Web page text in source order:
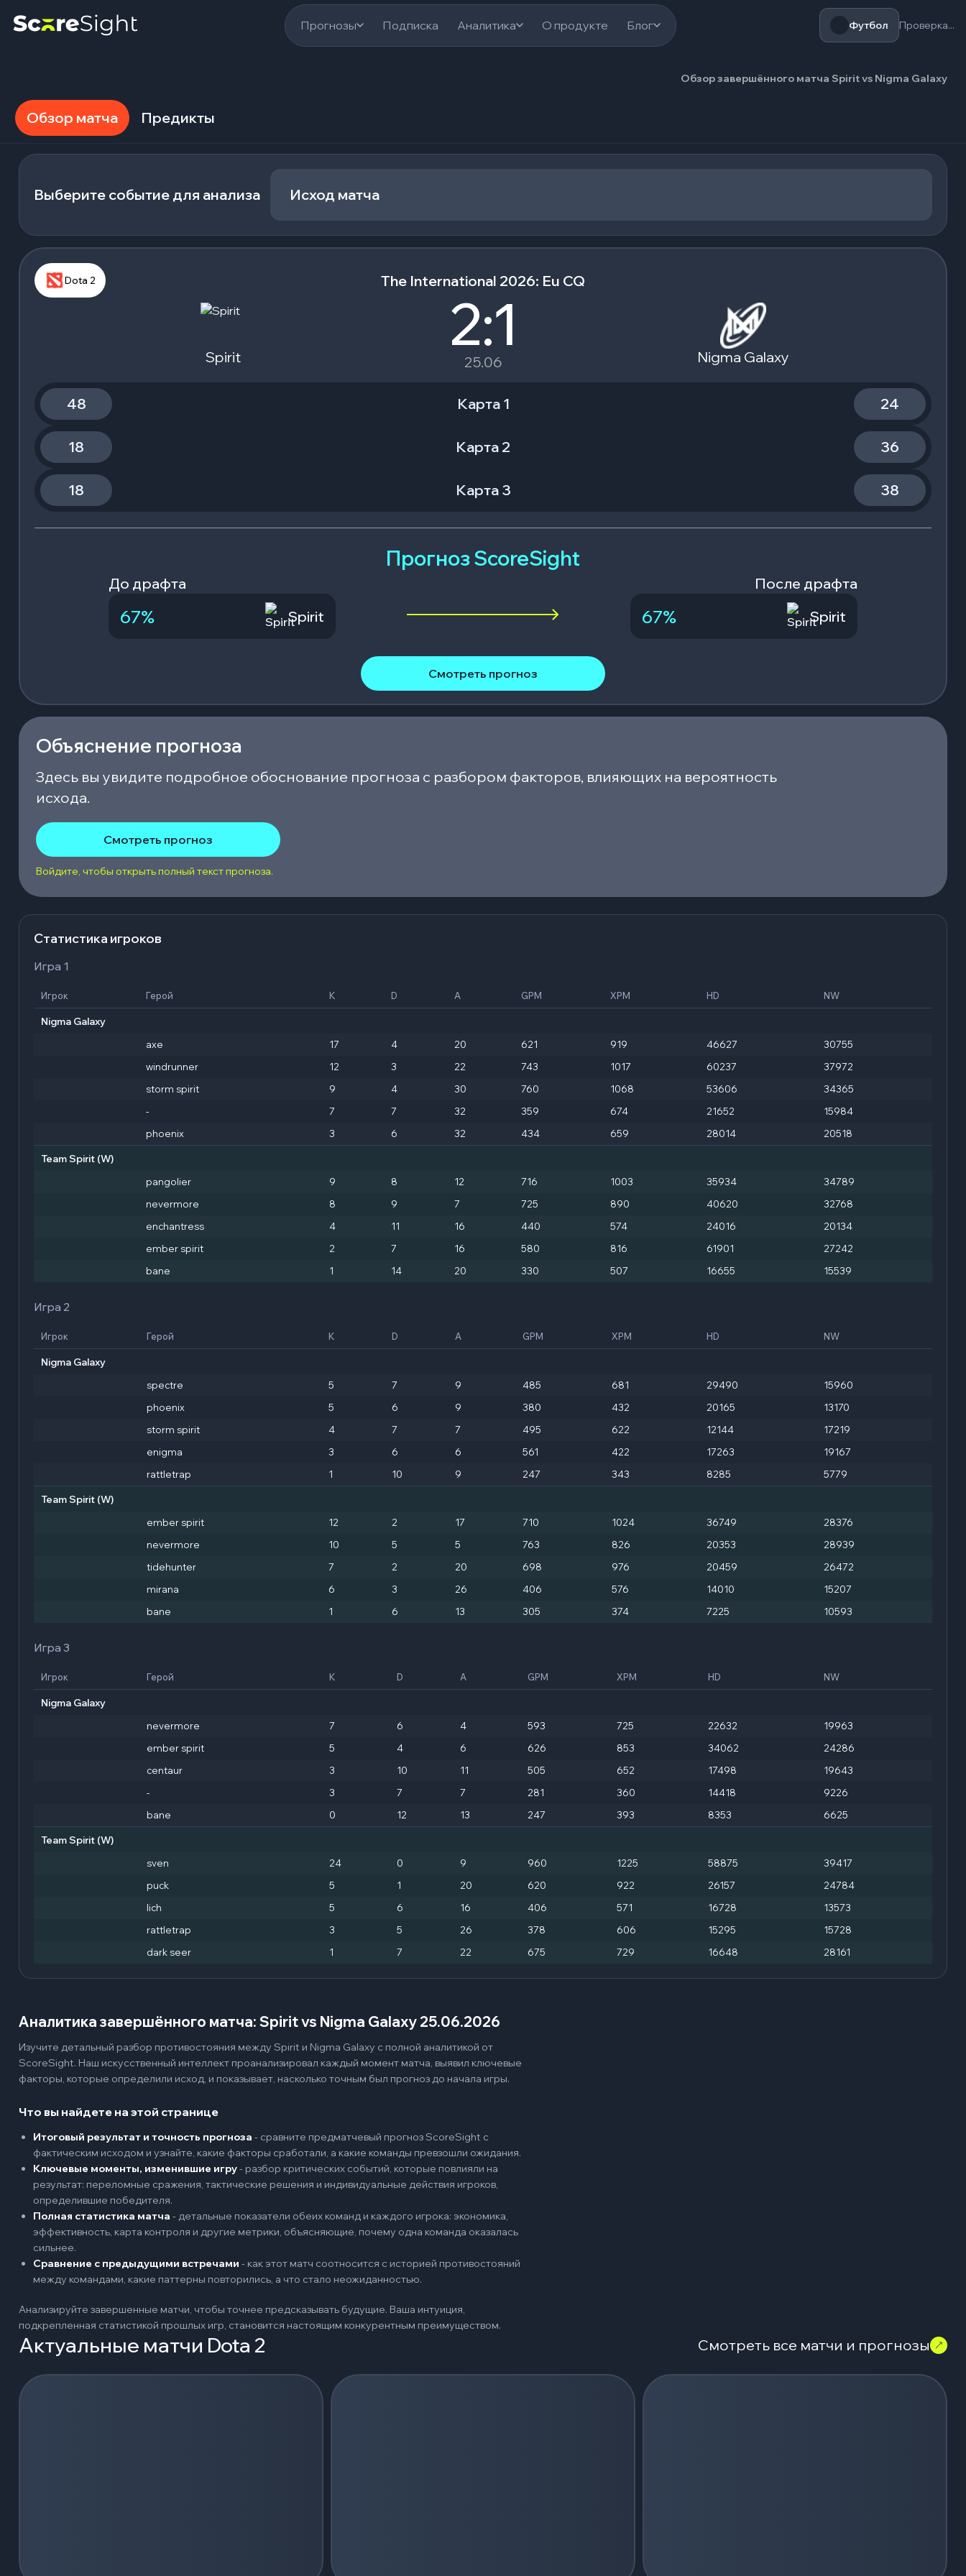
Прогнозы Подписка Аналитика О продукте Блог Футбол Проверка...
Обзор завершённого матча Spirit vs Nigma Galaxy
Обзор матча Предикты
Выберите событие для анализа Исход матча
Dota 2 The International 2026: Eu CQ
Spirit 2:1
25.06 Nigma Galaxy
48 Карта 1 24
18 Карта 2 36
18 Карта 3 38
Прогноз ScoreSight
До драфта После драфта
67% Spirit 67% Spirit
Смотреть прогноз
Объяснение прогноза
Здесь вы увидите подробное обоснование прогноза с разбором факторов, влияющих на вероятность
исхода.
Смотреть прогноз
Войдите, чтобы открыть полный текст прогноза.
Статистика игроков
Игра 1
Игрок Герой K D A GPM XPM HD NW
Nigma Galaxy
axe 17 4 20 621 919 46627
30755
windrunner
12 3 22 743 1017 60237
37972
storm spirit
9 4 30 760 1068 53606
34365
-
7 7 32 359 674 21652
15984
phoenix
3 6 32 434 659 28014 20518
Team Spirit (W)
pangolier 9 8 12 716 1003 35934
34789
nevermore
8 9 7 725 890 40620
32768
enchantress
4 11 16 440 574 24016
20134
ember spirit
2 7 16 580 816 61901
27242
bane
1 14 20 330 507 16655 15539
Игра 2
Игрок Герой K D A GPM XPM HD NW
Nigma Galaxy
spectre 5 7 9 485 681 29490
15960
phoenix
5 6 9 380 432 20165
13170
storm spirit
4 7 7 495 622 12144
17219
enigma
3 6 6 561 422 17263
19167
rattletrap
1 10 9 247 343 8285 5779
Team Spirit (W)
ember spirit 12 2 17 710 1024 36749
28376
nevermore
10 5 5 763 826 20353
28939
tidehunter
7 2 20 698 976 20459
26472
mirana
6 3 26 406 576 14010
15207
bane
1 6 13 305 374 7225 10593
Игра 3
Игрок Герой K D A GPM XPM HD NW
Nigma Galaxy
nevermore 7 6 4 593 725 22632
19963
ember spirit
5 4 6 626 853 34062
24286
centaur
3 10 11 505 652 17498
19643
-
3 7 7 281 360 14418
9226
bane
0 12 13 247 393 8353 6625
Team Spirit (W)
sven 24 0 9 960 1225 58875
39417
puck
5 1 20 620 922 26157
24784
lich
5 6 16 406 571 16728
13573
rattletrap
3 5 26 378 606 15295
15728
dark seer
1 7 22 675 729 16648 28161
Аналитика завершённого матча: Spirit vs Nigma Galaxy 25.06.2026
Изучите детальный разбор противостояния между Spirit и Nigma Galaxy с полной аналитикой от
ScoreSight. Наш искусственный интеллект проанализировал каждый момент матча, выявил ключевые
факторы, которые определили исход, и показывает, насколько точным был прогноз до начала игры.
Что вы найдете на этой странице
Итоговый результат и точность прогноза - сравните предматчевый прогноз ScoreSight с
фактическим исходом и узнайте, какие факторы сработали, а какие команды превзошли ожидания.
Ключевые моменты, изменившие игру- разбор критических событий, которые повлияли на
результат: переломные сражения, тактические решения и индивидуальные действия игроков,
определившие победителя.
Полная статистика матча - детальные показатели обеих команд и каждого игрока: экономика,
эффективность, карта контроля и другие метрики, объясняющие, почему одна команда оказалась
сильнее.
Сравнение с предыдущими встречами - как этот матч соотносится с историей противостояний
между командами, какие паттерны повторились, а что стало неожиданностью.
Анализируйте завершенные матчи, чтобы точнее предсказывать будущие. Ваша интуиция,
подкрепленная статистикой прошлых игр, становится настоящим конкурентным преимуществом.
Актуальные матчи Dota 2 Смотреть все матчи и прогнозы
Загрузка событий...